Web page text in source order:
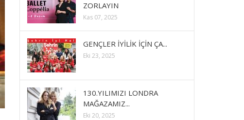
ZORLAYIN
Kas 07, 2025
GENÇLER İYİLİK İÇİN ÇA...
Eki 23, 2025
130.YILIMIZI LONDRA
MAĞAZAMIZ...
Eki 20, 2025